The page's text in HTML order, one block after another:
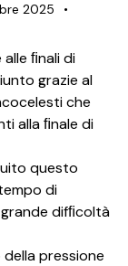
2025
ﬁnali di
grazie al
che
alla ﬁnale di
questo
di
difﬁcoltà
pressione